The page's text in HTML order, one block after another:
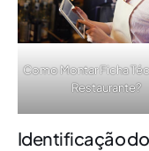
Como Montar Ficha
Restaurante?
Identificação